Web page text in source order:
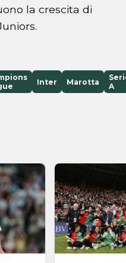
la crescita di
Inter Marotta
A